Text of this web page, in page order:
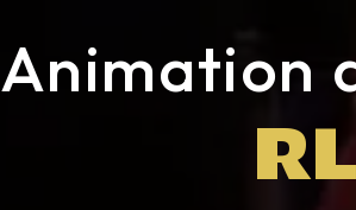
Animation